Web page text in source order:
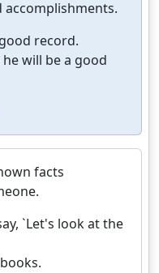
accomplishments.
record.
will be a good
facts
`Let's look at the